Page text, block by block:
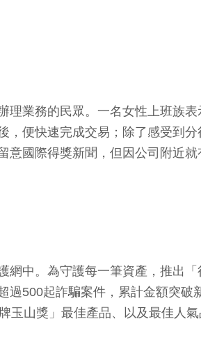
業務的民眾。一名女性上班族
便快速完成交易；除了感受到
國際得獎新聞，但因公司附近
中。為守護每一筆資產，推出
500起詐騙案件，累計金額突
山獎」最佳產品、以及最佳人氣